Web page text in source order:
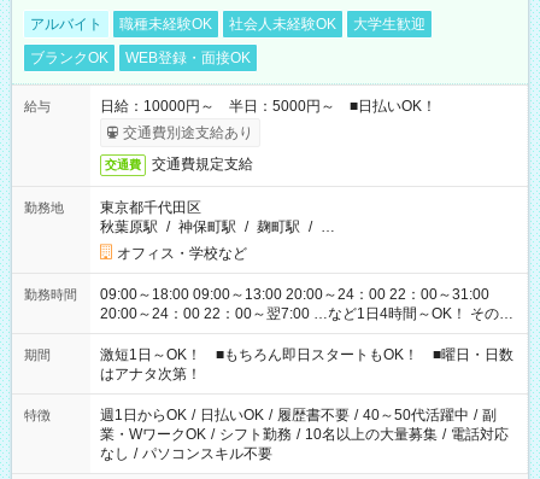
アルバイト 職種未経験OK 社会人未経験OK
大学生歓迎
ブランクOK
WEB登録・面接OK
給与
日給：10000円～ 半日：5000円～ ■日払いOK！
交通費別途支給あり
交通費 交通費規定支給
勤務地
東京都千代田区
秋葉原駅 / 神保町駅 / 麹町駅 / …
オフィス・学校など
勤務時間
09:00～18:00 09:00～13:00 20:00～24：00 22：00～31:00
20:00～24：00 22：00～翌7:00 …など1日4時間～OK！ その他
シフトもございます！ お気軽にご相談ください！
期間
激短1日～OK！ ■もちろん即日スタートもOK！ ■曜日・日数
はアナタ次第！
特徴 週1日からOK / 日払いOK / 履歴書不要 / 40～50代活躍中 / 副
業・WワークOK / シフト勤務 / 10名以上の大量募集 / 電話対応
なし / パソコンスキル不要